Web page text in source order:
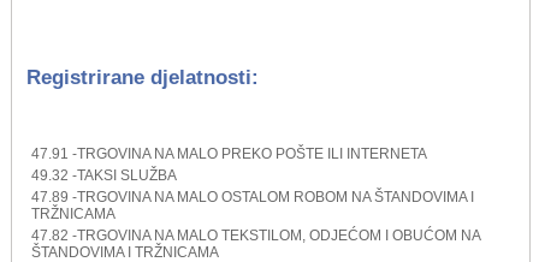
Registrirane djelatnosti:
47.91 -TRGOVINA NA MALO PREKO POŠTE ILI INTERNETA
49.32 -TAKSI SLUŽBA
47.89 -TRGOVINA NA MALO OSTALOM ROBOM NA ŠTANDOVIMA I
TRŽNICAMA
47.82 -TRGOVINA NA MALO TEKSTILOM, ODJEĆOM I OBUĆOM NA
ŠTANDOVIMA I TRŽNICAMA